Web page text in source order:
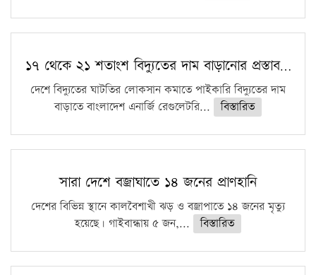
১৭ থেকে ২১ শতাংশ বিদ্যুতের দাম বাড়ানোর প্রস্তাব…
দেশে বিদ্যুতের ঘাটতির লোকসান কমাতে পাইকারি বিদ্যুতের দাম
বাড়াতে বাংলাদেশ এনার্জি রেগুলেটরি...
বিস্তারিত
সারা দেশে বজ্রাঘাতে ১৪ জনের প্রাণহানি
দেশের বিভিন্ন স্থানে কালবৈশাখী ঝড় ও বজ্রাপাতে ১৪ জনের মৃত্যু
হয়েছে। গাইবান্ধায় ৫ জন,...
বিস্তারিত